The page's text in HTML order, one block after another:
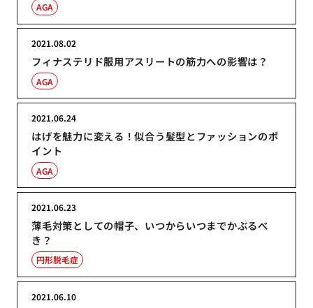
AGA
フィナステリド服用アスリートの筋力への影響は？
2021.08.02
AGA
はげを魅力に変える！似合う髪型とファッションのポ
イント
2021.06.24
AGA
薄毛対策としての帽子、いつからいつまでかぶるべ
き？
2021.06.23
円形脱毛症
2021.06.10